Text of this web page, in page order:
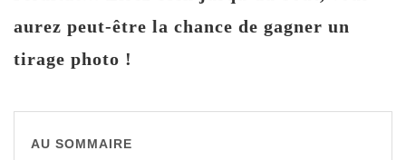
aurez peut-être la chance de gagner un
tirage photo !
AU SOMMAIRE